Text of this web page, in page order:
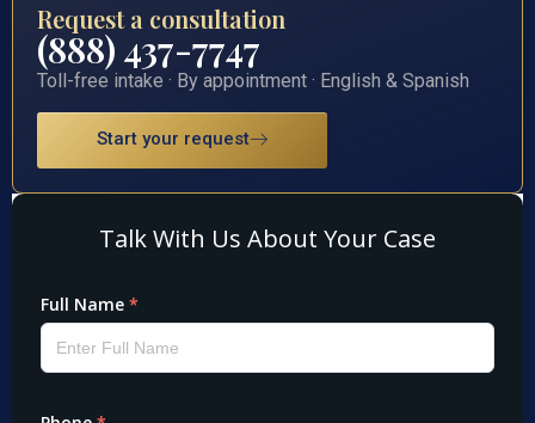
Request a consultation
(888) 437-7747
Toll-free intake · By appointment · English & Spanish
Start your request